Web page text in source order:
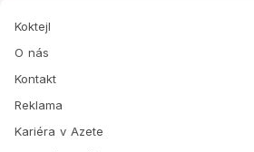
Koktejl
O nás
Kontakt
Reklama
Kariéra v Azete